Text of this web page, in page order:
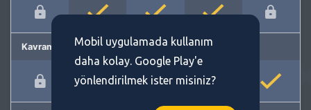
Kavram önermeMobil uygulamada kullanım
daha kolay. Google Play'e
yönlendirilmek ister misiniz?